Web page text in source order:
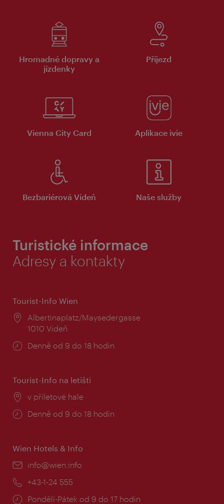
Hromadné dopravy a
jízdenky
Příjezd
Vienna City Card Aplikace ivie
Bezbariérová Vídeň Naše služby
Turistické informace
Adresy a kontakty
Tourist-Info Wien
Místo:
Albertinaplatz/Maysedergasse
1010 Vídeň
Provozní
Denně od 9 do 18 hodin
Tourist-Info na letišti
Místo:
v příletové hale
Provozní
Denně od 9 do 18 hodin
Wien Hotels & Info
E-
info@wien.info
Telefon:
+43-1-24 555
Provozní
Pondělí-Pátek od 9 do 17 hodin